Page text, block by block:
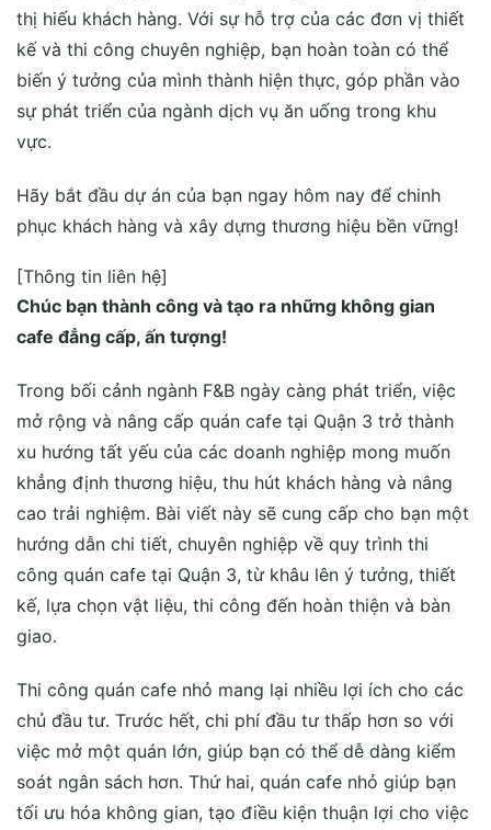
thị hiếu khách hàng. Với sự hỗ trợ của các đơn vị thiết
kế và thi công chuyên nghiệp, bạn hoàn toàn có thể
biến ý tưởng của mình thành hiện thực, góp phần vào
sự phát triển của ngành dịch vụ ăn uống trong khu
vực.
Hãy bắt đầu dự án của bạn ngay hôm nay để chinh
phục khách hàng và xây dựng thương hiệu bền vững!
[Thông tin liên hệ]
Chúc bạn thành công và tạo ra những không gian
cafe đẳng cấp, ấn tượng!
Trong bối cảnh ngành F&B ngày càng phát triển, việc
mở rộng và nâng cấp quán cafe tại Quận 3 trở thành
xu hướng tất yếu của các doanh nghiệp mong muốn
khẳng định thương hiệu, thu hút khách hàng và nâng
cao trải nghiệm. Bài viết này sẽ cung cấp cho bạn một
hướng dẫn chi tiết, chuyên nghiệp về quy trình thi
công quán cafe tại Quận 3, từ khâu lên ý tưởng, thiết
kế, lựa chọn vật liệu, thi công đến hoàn thiện và bàn
giao.
Thi công quán cafe nhỏ mang lại nhiều lợi ích cho các
chủ đầu tư. Trước hết, chi phí đầu tư thấp hơn so với
việc mở một quán lớn, giúp bạn có thể dễ dàng kiểm
soát ngân sách hơn. Thứ hai, quán cafe nhỏ giúp bạn
tối ưu hóa không gian, tạo điều kiện thuận lợi cho việc